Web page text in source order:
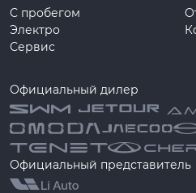
С пробегом
Электро
Сервис
Официальный дилер
Официальный представитель